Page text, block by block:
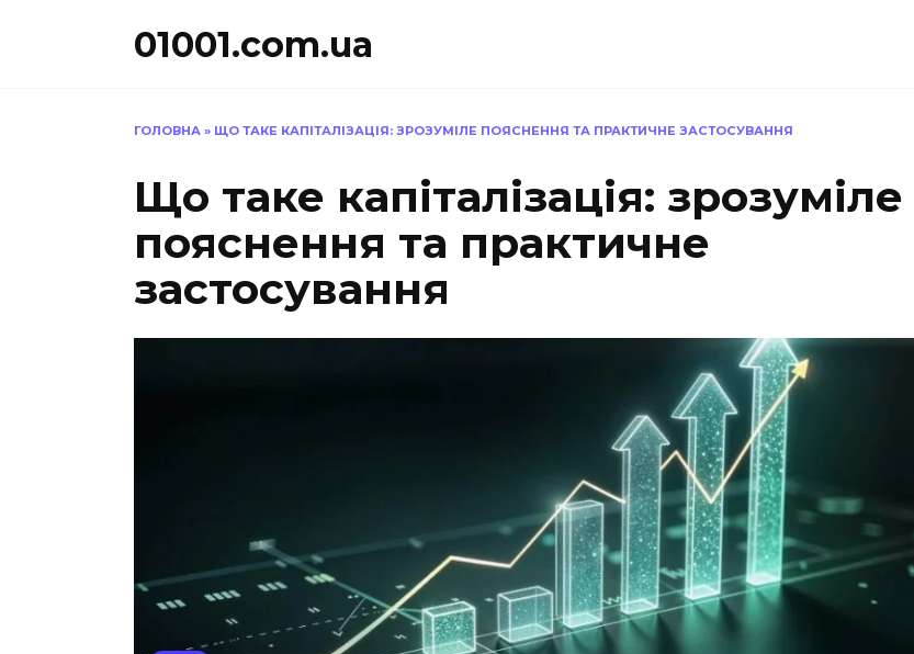
01001.com.ua
ГОЛОВНА » ЩО ТАКЕ КАПІТАЛІЗАЦІЯ: ЗРОЗУМІЛЕ ПОЯСНЕННЯ ТА ПРАКТИЧНЕ ЗАСТОСУВАННЯ
Що таке капіталізація: зрозуміле
пояснення та практичне
застосування